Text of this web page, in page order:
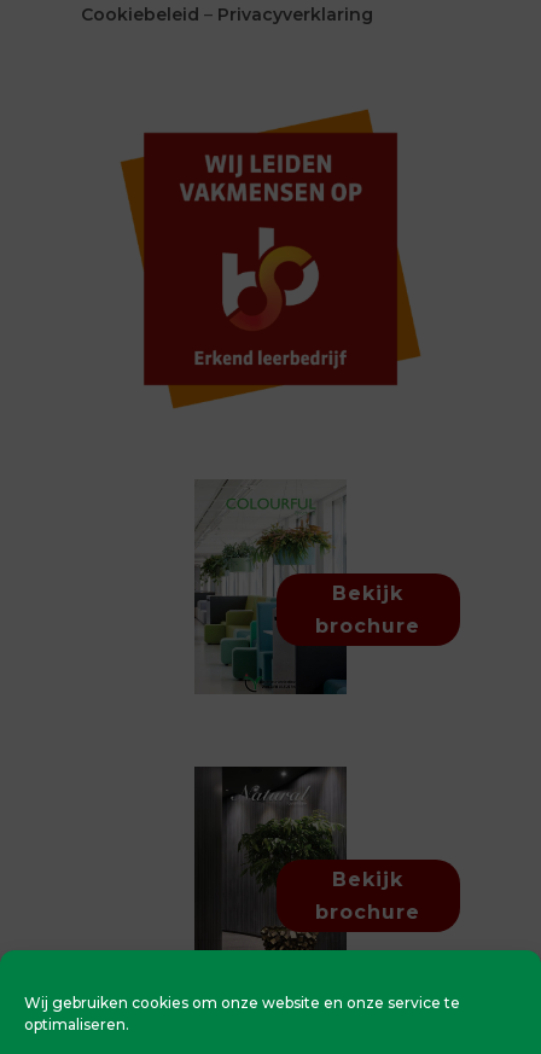
Wij gebruiken cookies om onze website en onze service te
optimaliseren.
Cookiebeleid – Privacyverklaring
Bekijk
brochure
Bekijk
brochure